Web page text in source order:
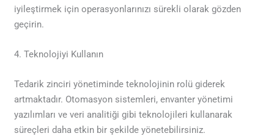
iyileştirmek için operasyonlarınızı sürekli olarak gözden
geçirin.
4. Teknolojiyi Kullanın
Tedarik zinciri yönetiminde teknolojinin rolü giderek
artmaktadır. Otomasyon sistemleri, envanter yönetimi
yazılımları ve veri analitiği gibi teknolojileri kullanarak
süreçleri daha etkin bir şekilde yönetebilirsiniz.